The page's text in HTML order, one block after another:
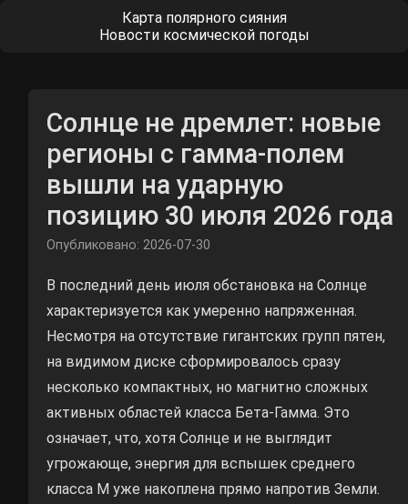
Карта полярного сияния
Новости космической погоды
Солнце не дремлет: новые
регионы с гамма-полем
вышли на ударную
позицию 30 июля 2026 года
Опубликовано: 2026-07-30
В последний день июля обстановка на Солнце
характеризуется как умеренно напряженная.
Несмотря на отсутствие гигантских групп пятен,
на видимом диске сформировалось сразу
несколько компактных, но магнитно сложных
активных областей класса Бета-Гамма. Это
означает, что, хотя Солнце и не выглядит
угрожающе, энергия для вспышек среднего
класса М уже накоплена прямо напротив Земли.